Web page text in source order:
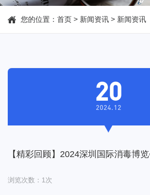
您的位置： 首页> 新闻资讯> 新闻资讯
20
2024.12
【精彩回顾】2024深圳国际消毒博
浏览次数：1次